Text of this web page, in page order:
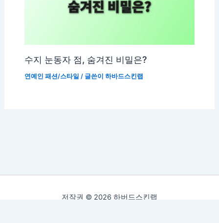
수지 눈동자 점, 숨겨진 비밀은?
연예인 패션/스타일 / 글쓴이 하바드스킨랩
저작권 © 2026 하버드스킨랩